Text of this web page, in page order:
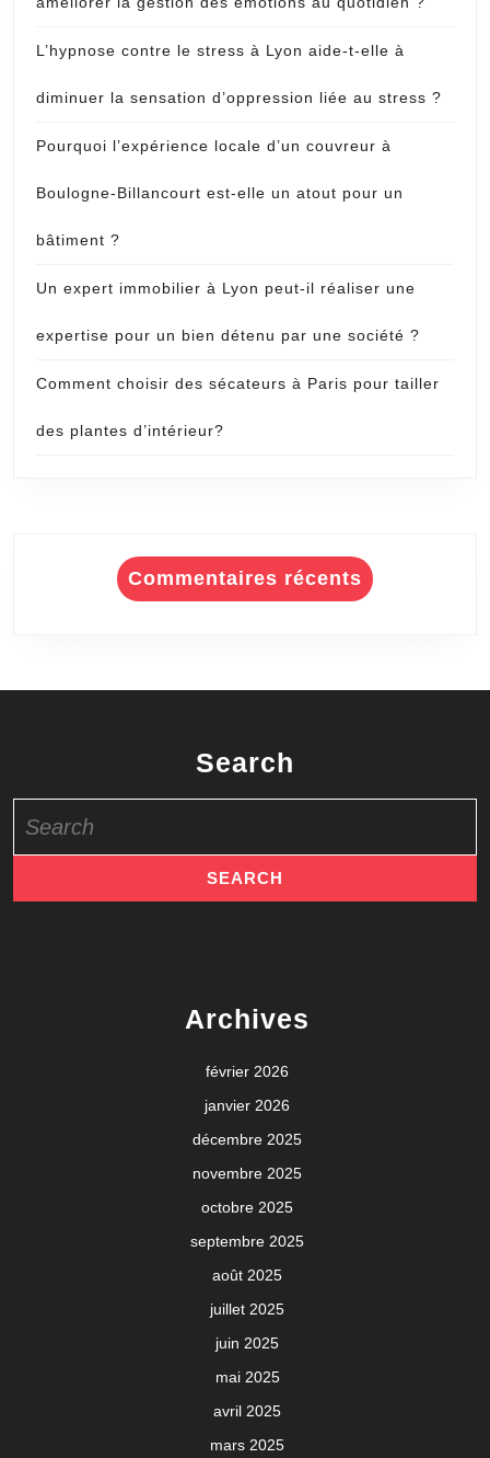
L’hypnose contre le stress à Lyon aide-t-elle à
diminuer la sensation d’oppression liée au stress ?
Pourquoi l’expérience locale d’un couvreur à
Boulogne-Billancourt est-elle un atout pour un
bâtiment ?
Un expert immobilier à Lyon peut-il réaliser une
expertise pour un bien détenu par une société ?
Comment choisir des sécateurs à Paris pour tailler
des plantes d’intérieur?
Commentaires récents
Search
for:
Archives
février 2026
janvier 2026
décembre 2025
novembre 2025
octobre 2025
septembre 2025
août 2025
juillet 2025
juin 2025
mai 2025
avril 2025
mars 2025